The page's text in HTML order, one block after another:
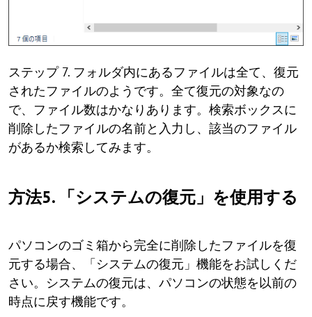
ステップ 7. フォルダ内にあるファイルは全て、復元
されたファイルのようです。全て復元の対象なの
で、ファイル数はかなりあります。検索ボックスに
削除したファイルの名前と入力し、該当のファイル
があるか検索してみます。
方法5. 「システムの復元」を使用する
パソコンのゴミ箱から完全に削除したファイルを復
元する場合、「システムの復元」機能をお試しくだ
さい。システムの復元は、パソコンの状態を以前の
時点に戻す機能です。